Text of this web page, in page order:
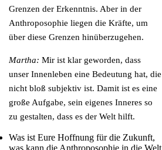
Grenzen der Erkenntnis. Aber in der
Anthroposophie liegen die Kräfte, um
über diese Grenzen hinüberzugehen.
Martha: Mir ist klar geworden, dass
unser Innenleben eine Bedeutung hat, die
nicht bloß subjektiv ist. Damit ist es eine
große Aufgabe, sein eigenes Inneres so
zu gestalten, dass es der Welt hilft.
Was ist Eure Hoffnung für die Zukunft,
was kann die Anthroposophie in die Welt